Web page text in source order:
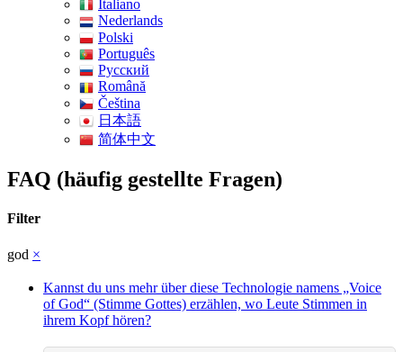
Italiano
Nederlands
Polski
Português
Pусский
Română
Čeština
日本語
简体中文
FAQ (häufig gestellte Fragen)
Filter
god ×
Kannst du uns mehr über diese Technologie namens „Voice
of God“ (Stimme Gottes) erzählen, wo Leute Stimmen in
ihrem Kopf hören?